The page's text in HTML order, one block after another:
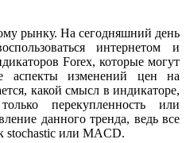
рынку. На сегодняшний день
интернетом и
Forex, которые могут
аспекты изменений цен на
какой смысл в индикаторе,
перекупленность или
данного тренда, ведь все
stochastic или MACD.